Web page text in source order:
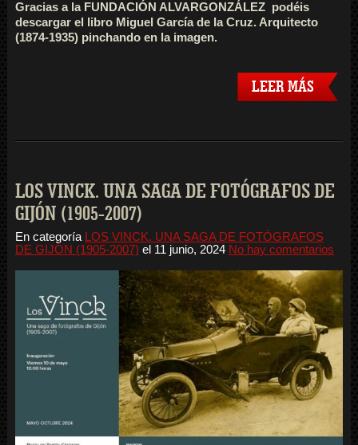
Gracias a la FUNDACIÓN ALVARGONZÁLEZ podéis
descargar el libro Miguel García de la Cruz. Arquitecto
(1874-1935) pinchando en la imagen.
LEER MÁS
LOS VINCK. UNA SAGA DE FOTÓGRAFOS DE
GIJÓN (1905-2007)
En categoría
LOS VINCK. UNA SAGA DE FOTÓGRAFOS
DE GIJÓN (1905-2007) el 11 junio, 2024 No hay comentarios